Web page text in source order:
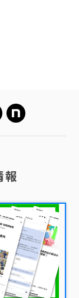
報